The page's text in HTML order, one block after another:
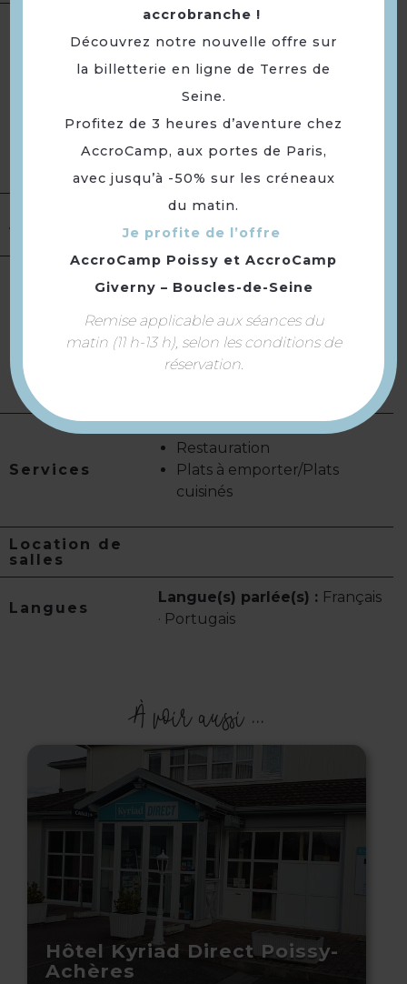
Du 02/01 au 31/12
et jeudi de 12h à 15h. Le
vendredi de 12h à 15h et de
19h30 à 0h. Le samedi de 12h à
0h. Le dimanche de 12h à 16h.
Fermé le lundi.
Accueil
Publics :Pass vaccinal
obligatoire
Equipement
Aire de jeux
Terrain clos
Bar
Terrasse
Services
Restauration
Plats à emporter/Plats
cuisinés
Location de
salles
Langues
Langue(s) parlée(s) : Français
· Portugais
À voir aussi ...
Hôtel Kyriad Direct Poissy-
Achères
accrobranche !
Découvrez notre nouvelle offre sur
la billetterie en ligne de Terres de
Seine.
Profitez de 3 heures d’aventure chez
AccroCamp, aux portes de Paris,
avec jusqu’à -50% sur les créneaux
du matin.
Je profite de l’offre
AccroCamp Poissy et AccroCamp
Giverny – Boucles-de-Seine
Remise applicable aux séances du
matin (11 h-13 h), selon les conditions de
réservation.